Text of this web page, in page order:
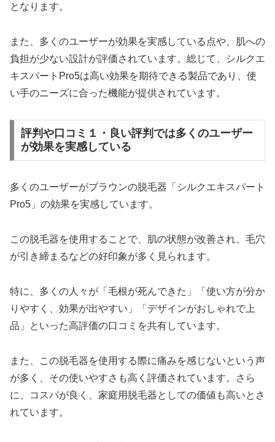
となります。
また、多くのユーザーが効果を実感している点や、肌への
負担が少ない設計が評価されています。総じて、シルクエ
キスパートPro5は高い効果を期待できる製品であり、使
い手のニーズに合った機能が提供されています。
評判や口コミ１・良い評判では多くのユーザー
が効果を実感している
多くのユーザーがブラウンの脱毛器「シルクエキスパート
Pro5」の効果を実感しています。
この脱毛器を使用することで、肌の状態が改善され、毛穴
が引き締まるなどの好印象が多く見られます。
特に、多くの人々が「毛根が死んできた」「使い方が分か
りやすく、効果が出やすい」「デザインがおしゃれで上
品」といった高評価の口コミを共有しています。
また、この脱毛器を使用する際に痛みを感じないという声
が多く、その使いやすさも高く評価されています。さら
に、コスパが良く、家庭用脱毛器としての価値も高いとさ
れています。